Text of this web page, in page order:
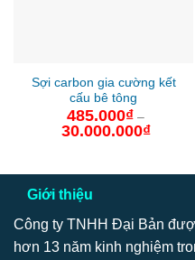
Sợi carbon gia cường kết
cấu bê tông
485.000₫ –
30.000.000₫Khoảng
đến
Giới thiệu
Công ty TNHH Đại Bản
hơn 13 năm kinh nghiệm